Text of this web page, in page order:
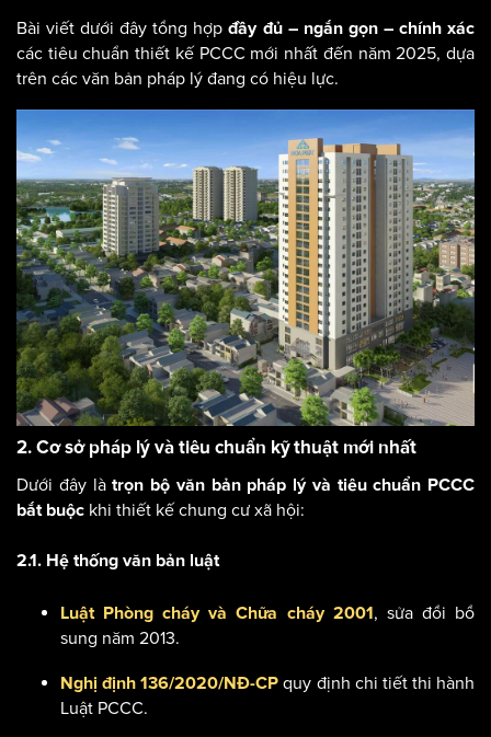
Bài viết dưới đây tổng hợpđầy đủ – ngắn gọn – chính xác
các tiêu chuẩn thiết kế PCCC mới nhất đến năm 2025, dựa
trên các văn bản pháp lý đang có hiệu lực.
2. Cơ sở pháp lý và tiêu chuẩn kỹ thuật mới nhất
Dưới đây làtrọn bộ văn bản pháp lý và tiêu chuẩn PCCC
bắt buộc khi thiết kế chung cư xã hội:
2.1. Hệ thống văn bản luật
Luật Phòng cháy và Chữa cháy 2001 , sửa đổi bổ
sung năm 2013.
Nghị định 136/2020/NĐ-CP quy định chi tiết thi hành
Luật PCCC.